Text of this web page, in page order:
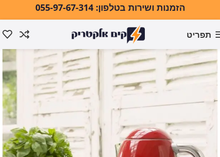
הזמנות ושירות בטלפון: 055-97-67-314
תפריט
עמוד הבית מוצרי חשמל למטבח קומקום חשמלי